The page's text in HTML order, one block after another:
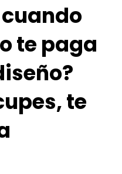
te paga
te